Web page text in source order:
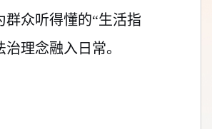
群众听得懂的“生活指
治理念融入日常。